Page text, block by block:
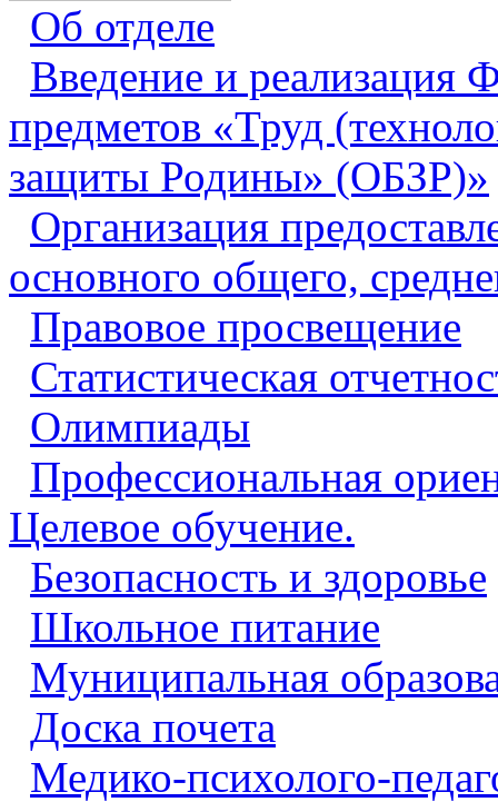
Об отделе
Введение и
предметов «Труд
защиты Родины» (ОБЗР)»
Организация
основного общего,
Правовое просвещение
Статистическая
Олимпиады
Профессиональная
Целевое обучение.
Безопасность и здоровье
Школьное питание
Муниципальная
Доска почета
Медико-психолого-